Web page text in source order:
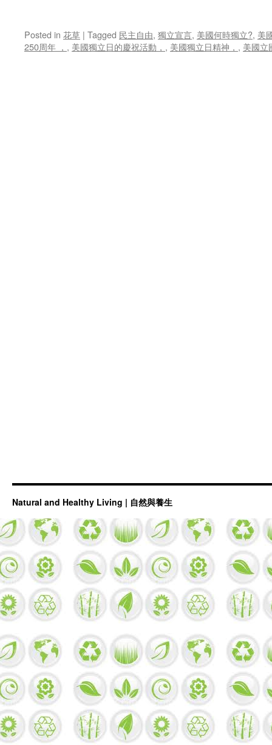
Posted in 花草 | Tagged 民主自由, 獨立宣言, 美國何時獨立?, 美
250周年 ， , 美國獨立日的慶祝活動， , 美國獨立日精神， , 美國立
Natural and Healthy Living | 自然與養生